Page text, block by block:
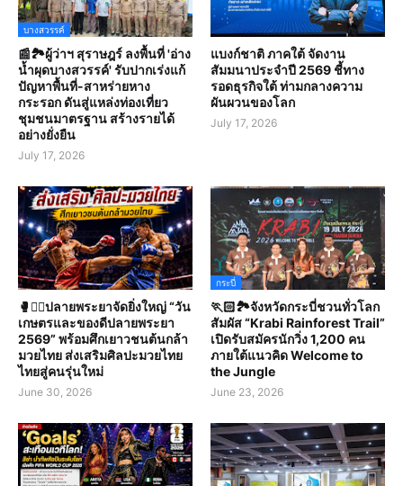
บางสวรรค์
📰🏞️ผู้ว่าฯ สุราษฎร์ ลงพื้นที่ 'อ่าง
น้ำผุดบางสวรรค์' รับปากเร่งแก้
ปัญหาพื้นที่-สาหร่ายหาง
กระรอก ดันสู่แหล่งท่องเที่ยว
ชุมชนมาตรฐาน สร้างรายได้
อย่างยั่งยืน
July 17, 2026
แบงก์ชาติ ภาคใต้ จัดงาน
สัมมนาประจำปี 2569 ชี้ทาง
รอดธุรกิจใต้ ท่ามกลางความ
ผันผวนของโลก
July 17, 2026
🥊🤼‍♀️ปลายพระยาจัดยิ่งใหญ่ “วัน
เกษตรและของดีปลายพระยา
2569” พร้อมศึกเยาวชนต้นกล้า
มวยไทย ส่งเสริมศิลปะมวยไทย
ไทยสู่คนรุ่นใหม่
June 30, 2026
กระบี่
🏃🏻🏞️จังหวัดกระบี่ชวนทั่วโลก
สัมผัส “Krabi Rainforest Trail”
เปิดรับสมัครนักวิ่ง 1,200 คน
ภายใต้แนวคิด Welcome to
the Jungle
June 23, 2026